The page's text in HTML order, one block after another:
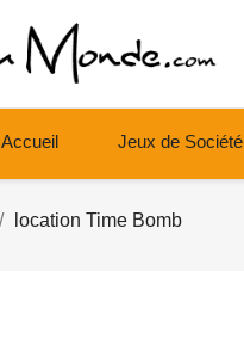
Accueil Jeux de Société
location Time Bomb